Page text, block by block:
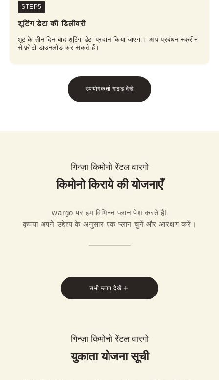
STEP5
शूटिंग डेटा की डिलीवरी
शूट के तीन दिन बाद शूटिंग डेटा प्रदान किया जाएगा। आप प्रबंधन स्क्रीन
से फ़ोटो डाउनलोड कर सकते हैं।
उपयोगकर्ता गाइड देखें
गिन्ज़ा किमोनो रेंटल वारगो
किमोनो किराये की योजनाएँ
wargo पर हम विभिन्न प्लान पेश करते हैं!
कृपया अपने उद्देश्य के अनुसार एक प्लान चुनें और आरक्षण करें।
सभी प्लान देखें
गिन्ज़ा किमोनो रेंटल वारगो
युकाता योजना सूची